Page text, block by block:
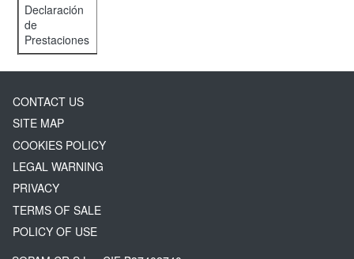
Declaración
de
Prestaciones
CONTACT US
SITE MAP
COOKIES POLICY
LEGAL WARNING
PRIVACY
TERMS OF SALE
POLICY OF USE